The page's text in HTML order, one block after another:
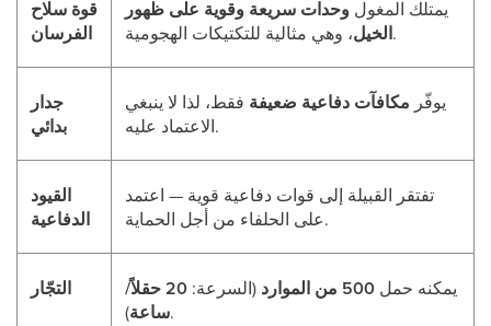
قوة سلاح
الفرسان
يمتلك المغول وحدات سريعة وقوية على ظهور
الخيل، وهي مثالية للتكتيكات الهجومية.
جدار
بدائي
يوفّر مكافآت دفاعية ضعيفة فقط، لذا لا ينبغي
الاعتماد عليه.
القيود
الدفاعية
تفتقر القبيلة إلى قوات دفاعية قوية — اعتمد
على الحلفاء من أجل الحماية.
التجّار يمكنه حمل 500 من الموارد (السرعة:
20 حقلاً/
ساعة).